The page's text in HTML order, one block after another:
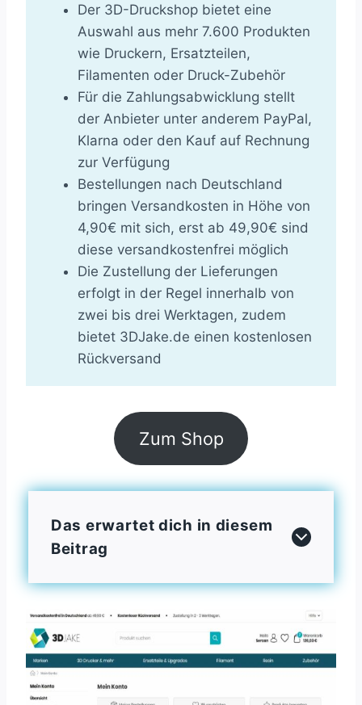
Der 3D-Druckshop bietet eine
Auswahl aus mehr 7.600 Produkten
wie Druckern, Ersatzteilen,
Filamenten oder Druck-Zubehör
Für die Zahlungsabwicklung stellt
der Anbieter unter anderem PayPal,
Klarna oder den Kauf auf Rechnung
zur Verfügung
Bestellungen nach Deutschland
bringen Versandkosten in Höhe von
4,90€ mit sich, erst ab 49,90€ sind
diese versandkostenfrei möglich
Die Zustellung der Lieferungen
erfolgt in der Regel innerhalb von
zwei bis drei Werktagen, zudem
bietet 3DJake.de einen kostenlosen
Rückversand
Zum Shop
Das erwartet dich in diesem
Beitrag